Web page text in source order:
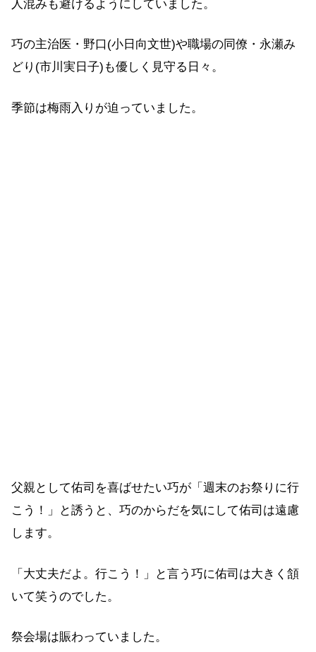
人混みも避けるようにしていました。
巧の主治医・野口(小日向文世)や職場の同僚・永瀬み
どり(市川実日子)も優しく見守る日々。
季節は梅雨入りが迫っていました。
父親として佑司を喜ばせたい巧が「週末のお祭りに行
こう！」と誘うと、巧のからだを気にして佑司は遠慮
します。
「大丈夫だよ。行こう！」と言う巧に佑司は大きく頷
いて笑うのでした。
祭会場は賑わっていました。